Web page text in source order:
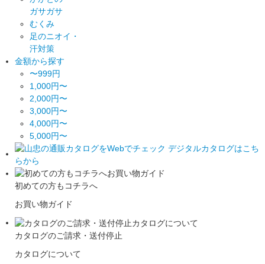
ガサガサ
むくみ
足のニオイ・
汗対策
金額から探す
〜999円
1,000円〜
2,000円〜
3,000円〜
4,000円〜
5,000円〜
初めての方もコチラへ
お買い物ガイド
カタログのご請求・送付停止
カタログについて